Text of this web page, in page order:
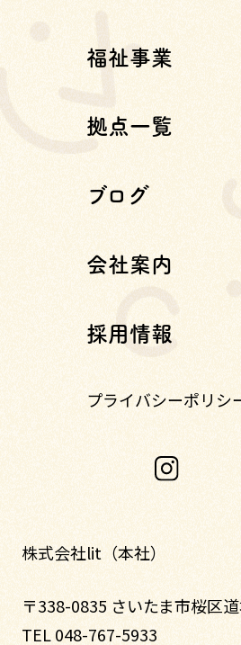
福祉事業
拠点一覧
ブログ
会社案内
採用情報
プライバシーポリシ
株式会社lit（本社）
〒338-0835 さいたま市桜区
TEL 048-767-5933